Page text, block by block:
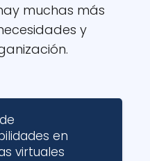
muchas más
y
en
virtuales